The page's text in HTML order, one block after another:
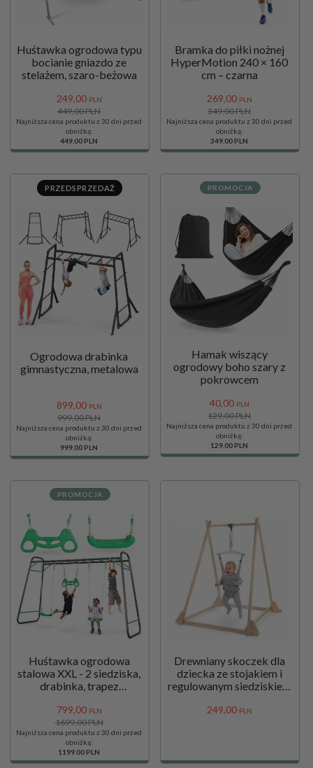
Huśtawka ogrodowa typu
bocianie gniazdo ze
stelażem, szaro-beżowa
249,00 PLN
449,00 PLN
Najniższa cena produktu z 30 dni przed
obniżką:
449.00 PLN
Bramka do piłki nożnej
HyperMotion 240 × 160
cm – czarna
269,00 PLN
349,00 PLN
Najniższa cena produktu z 30 dni przed
obniżką:
349.00 PLN
PRZEDSPRZEDAŻ
Ogrodowa drabinka
gimnastyczna, metalowa
899,00 PLN
999,00 PLN
Najniższa cena produktu z 30 dni przed
obniżką:
999.00 PLN
PROMOCJA
Hamak wiszący
ogrodowy boho szary z
pokrowcem
40,00 PLN
129,00 PLN
Najniższa cena produktu z 30 dni przed
obniżką:
129.00 PLN
PROMOCJA
Huśtawka ogrodowa
stalowa XXL - 2 siedziska,
drabinka, trapez
799,00 PLN
1699,00 PLN
Najniższa cena produktu z 30 dni przed
obniżką:
1199.00 PLN
Drewniany skoczek dla
dziecka ze stojakiem i
regulowanym siedziskiem
249,00 PLN